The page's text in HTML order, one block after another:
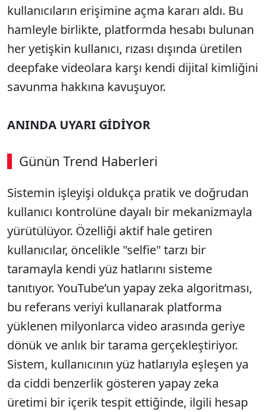
kullanıcıların erişimine açma kararı aldı. Bu
hamleyle birlikte, platformda hesabı bulunan
her yetişkin kullanıcı, rızası dışında üretilen
deepfake videolara karşı kendi dijital kimliğini
savunma hakkına kavuşuyor.
ANINDA UYARI GİDİYOR
Günün Trend Haberleri
Sistemin işleyişi oldukça pratik ve doğrudan
kullanıcı kontrolüne dayalı bir mekanizmayla
yürütülüyor. Özelliği aktif hale getiren
kullanıcılar, öncelikle "selfie" tarzı bir
taramayla kendi yüz hatlarını sisteme
tanıtıyor. YouTube’un yapay zeka algoritması,
bu referans veriyi kullanarak platforma
yüklenen milyonlarca video arasında geriye
dönük ve anlık bir tarama gerçekleştiriyor.
Sistem, kullanıcının yüz hatlarıyla eşleşen ya
da ciddi benzerlik gösteren yapay zeka
üretimi bir içerik tespit ettiğinde, ilgili hesap